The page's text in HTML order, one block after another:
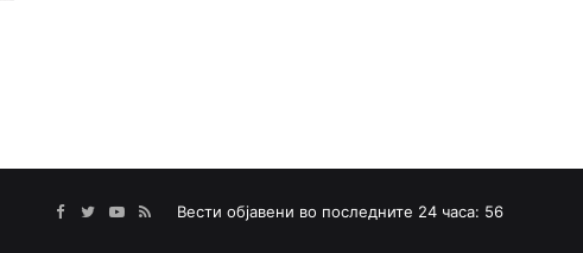
Вести објавени во последните 24 часа: 56
Facebook
TwitterYouTube
RSS